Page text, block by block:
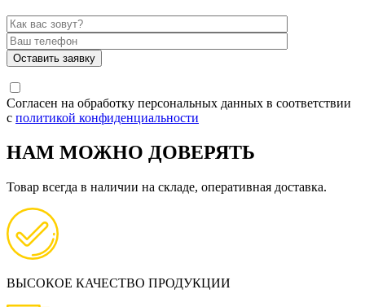
Согласен на обработку персональных данных в соответствии
с политикой конфиденциальности
НАМ МОЖНО ДОВЕРЯТЬ
Товар всегда в наличии на складе, оперативная доставка.
ВЫСОКОЕ КАЧЕСТВО ПРОДУКЦИИ